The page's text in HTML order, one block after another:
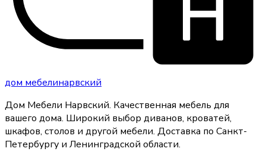
дом мебелинарвский
Дом Мебели Нарвский. Качественная мебель для
вашего дома. Широкий выбор диванов, кроватей,
шкафов, столов и другой мебели. Доставка по Санкт-
Петербургу и Ленинградской области.